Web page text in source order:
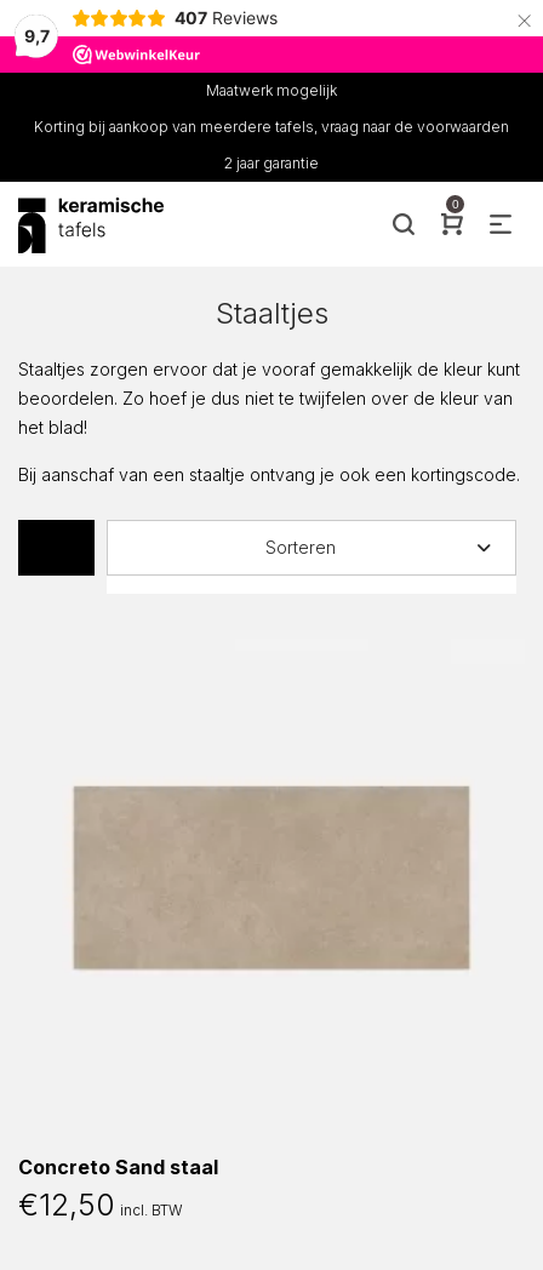
9,7
407 Reviews ×
Maatwerk mogelijk
Korting bij aankoop van meerdere tafels, vraag naar de voorwaarden
2 jaar garantie
0
Staaltjes
Staaltjes zorgen ervoor dat je vooraf gemakkelijk de kleur kunt
beoordelen. Zo hoef je dus niet te twijfelen over de kleur van
het blad!
Bij aanschaf van een staaltje ontvang je ook een kortingscode.
Sorteren
Concreto Sand staal
€12,50 incl. BTW